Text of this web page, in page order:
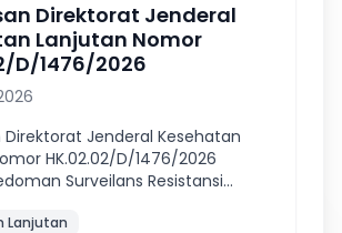
Direktorat Jenderal
Lanjutan Nomor
D/1476/2026
Direktorat Jenderal Kesehatan
HK.02.02/D/1476/2026
Surveilans Resistansi
Lanjutan